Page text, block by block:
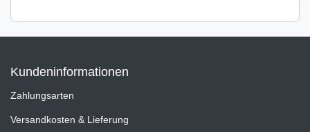
Kundeninformationen
Zahlungsarten
Versandkosten & Lieferung